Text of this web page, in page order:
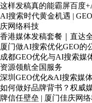
这样发稿真的能霸屏百度
AI搜索时代黄金机遇 |
庆网络科技
香港媒体发稿套餐｜直达
厦门做AI搜索优化GEO的
成都GEO优化与AI搜索媒
资源领航全国服务
深圳GEO优化&AI搜索媒
如何做好品牌背书？权威
牌信任壁垒 | 厦门佳庆网